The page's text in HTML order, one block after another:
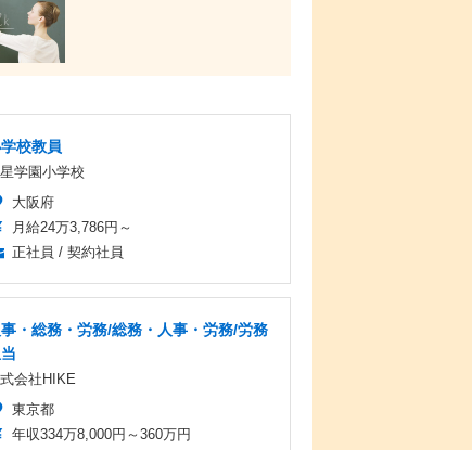
校教員
学園小学校
大阪府
月給24万3,786円～
正社員 / 契約社員
事・総務・労務/総務・人事・労務/労務
会社HIKE
東京都
年収334万8,000円～360万円